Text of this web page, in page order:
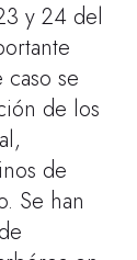
y 24 del
se
de los
de
Se han